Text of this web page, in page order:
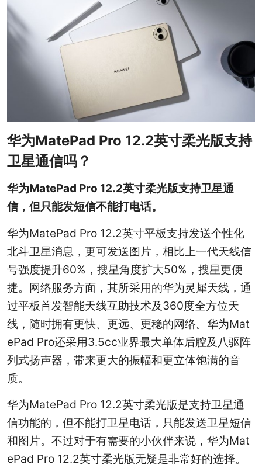
华为MatePad Pro 12.2英寸柔光版支持
卫星通信吗？
华为MatePad Pro 12.2英寸柔光版支持卫星通
信，但只能发短信不能打电话。
华为MatePad Pro 12.2英寸平板支持发送个性化
北斗卫星消息，更可发送图片，相比上一代天线信
号强度提升60%，搜星角度扩大50%，搜星更便
捷。网络服务方面，其所采用的华为灵犀天线，通
过平板首发智能天线互助技术及360度全方位天
线，随时拥有更快、更远、更稳的网络。华为Mat
ePad Pro还采用3.5cc业界最大单体后腔及八驱阵
列式扬声器，带来更大的振幅和更立体饱满的音
质。
华为MatePad Pro 12.2英寸柔光版是支持卫星通
信功能的，但不能打卫星电话，只能发送卫星短信
和图片。不过对于有需要的小伙伴来说，华为Mat
ePad Pro 12.2英寸柔光版无疑是非常好的选择。